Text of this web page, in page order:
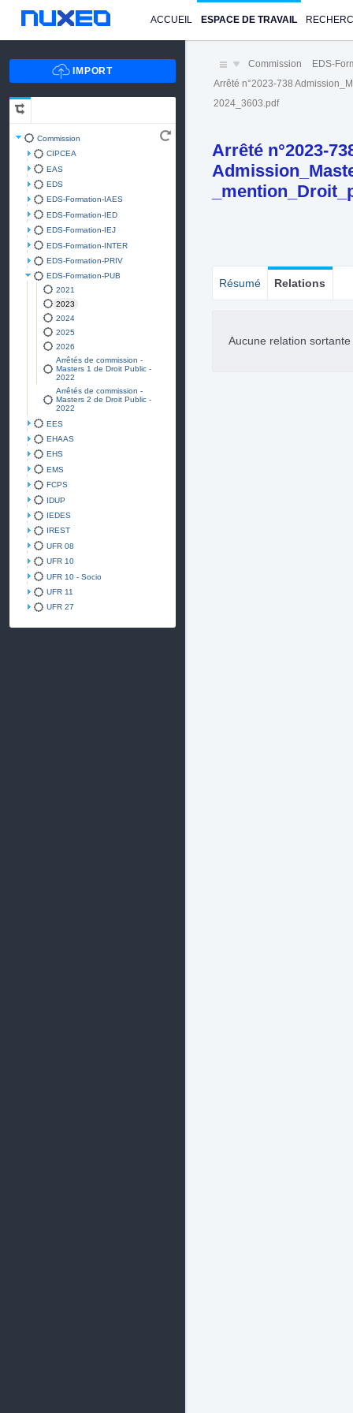
ACCUEIL ESPACE DE TRAVAIL
Commission
CIPCEA
EAS
EDS
EDS-Formation-IAES
EDS-Formation-IED
EDS-Formation-IEJ
EDS-Formation-INTER
EDS-Formation-PRIV
EDS-Formation-PUB
2021
2023
2024
2025
2026
Arrêtés de commission -
Masters 1 de Droit Public -
2022
Arrêtés de commission -
Masters 2 de Droit Public -
2022
EES
EHAAS
EHS
EMS
FCPS
IDUP
IEDES
IREST
UFR 08
UFR 10
UFR 10 - Socio
UFR 11
UFR 27
Commission EDS-
Arrêté n°2023-738
2024_3603.pdf
Arrêté n°2023-
Résumé Relations
Aucune relation